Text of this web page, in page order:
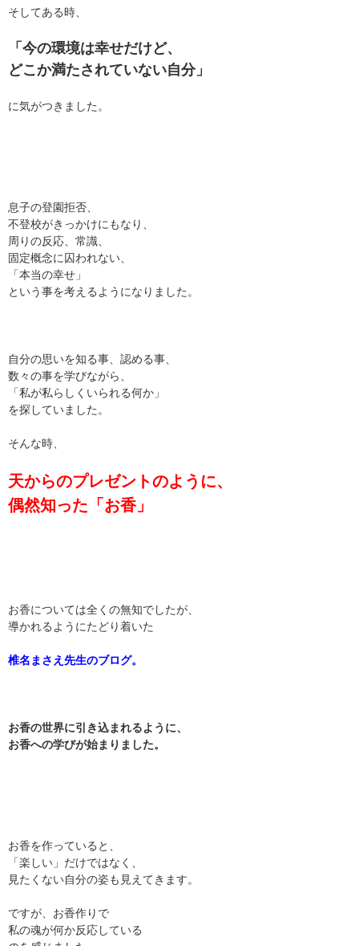
そしてある時、
「今の環境は幸せだけど、
どこか満たされていない自分」
に気がつきました。
息子の登園拒否、
不登校がきっかけにもなり、
周りの反応、常識、
固定概念に囚われない、
「本当の幸せ」
という事を考えるようになりました。
自分の思いを知る事、認める事、
数々の事を学びながら、
「私が私らしくいられる何か」
を探していました。
そんな時、
天からのプレゼントのように、
偶然知った「お香」
お香については全くの無知でしたが、
導かれるようにたどり着いた
椎名まさえ先生のブログ。
お香の世界に引き込まれるように、
お香への学びが始まりました。
お香を作っていると、
「楽しい」だけではなく、
見たくない自分の姿も見えてきます。
ですが、お香作りで
私の魂が何か反応している